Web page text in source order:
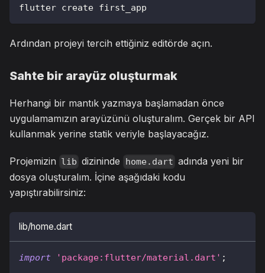
flutter create first_app
Ardından projeyi tercih ettiğiniz editörde açın.
Sahte bir arayüz oluşturmak
Herhangi bir mantık yazmaya başlamadan önce
uygulamamızın arayüzünü oluşturalım. Gerçek bir API
kullanmak yerine statik veriyle başlayacağız.
Projemizin lib dizininde home.dart adında yeni bir
dosya oluşturalım. İçine aşağıdaki kodu
yapıştırabilirsiniz:
lib/home.dart
import 'package:flutter/material.dart' ;